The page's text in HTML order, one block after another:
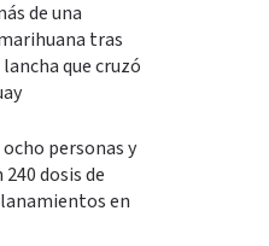
de una
tras
que cruzó
personas y
dosis de
en